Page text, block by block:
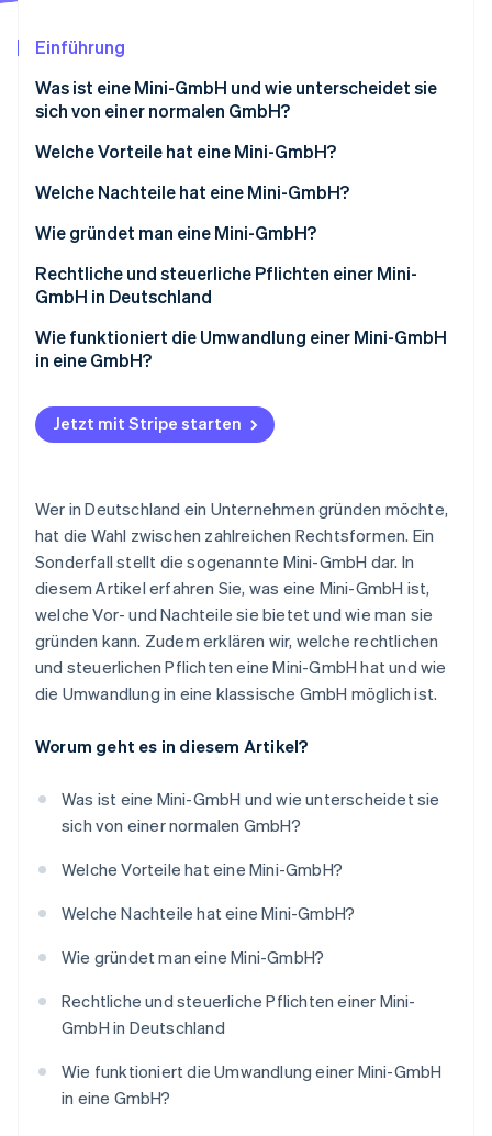
Online-Identitätsprüfung
Stripe-Sessions 2026
Erfahren Sie, wie Stripe Lösungen für die
Jetzt ansehen
Einführung
Was ist eine Mini-GmbH und wie unterscheidet sie
sich von einer normalen GmbH?
Welche Vorteile hat eine Mini-GmbH?
Geringes Stammkapital
Einfache Gründung
Haftungsbeschränkung
Welche Nachteile hat eine Mini-GmbH?
Namenszusatz
Keine Kapitalerhöhung durch Sacheinlagen
Buchführungspflicht
Wie gründet man eine Mini-GmbH?
Gesellschafterstruktur festlegen
Gesellschaftsvertrag erstellen
Geschäftskonto eröffnen
Gewerbeanmeldung
Steuernummer erhalten
IHK-/HWK-Mitgliedschaft
Buchhaltung einrichten
Rechtliche und steuerliche Pflichten einer Mini-
GmbH in Deutschland
Wie funktioniert die Umwandlung einer Mini-GmbH
in eine GmbH?
Jetzt mit Stripe starten
Wer in Deutschland ein Unternehmen gründen möchte,
hat die Wahl zwischen zahlreichen Rechtsformen. Ein
Sonderfall stellt die sogenannte Mini-GmbH dar. In
diesem Artikel erfahren Sie, was eine Mini-GmbH ist,
welche Vor- und Nachteile sie bietet und wie man sie
gründen kann. Zudem erklären wir, welche rechtlichen
und steuerlichen Pflichten eine Mini-GmbH hat und wie
die Umwandlung in eine klassische GmbH möglich ist.
Worum geht es in diesem Artikel?
Was ist eine Mini-GmbH und wie unterscheidet sie
sich von einer normalen GmbH?
Welche Vorteile hat eine Mini-GmbH?
Welche Nachteile hat eine Mini-GmbH?
Wie gründet man eine Mini-GmbH?
Rechtliche und steuerliche Pflichten einer Mini-
GmbH in Deutschland
Wie funktioniert die Umwandlung einer Mini-GmbH
in eine GmbH?